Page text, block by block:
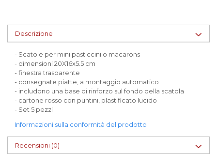
Scatole per Panettone e Rotoli
Dolci
Scatole per Uova e Figure di
Cioccolato
Scatole Personalizzate
Scatole Senza Finestra per Mini
Pasticcini
Supporti per Pasticcini
Vassoi in Cartone
Vassoi per Pasticcini e Torte
Descrizione
- Scatole per mini pasticcini o macarons
- dimensioni 20X16x5.5 cm
- finestra trasparente
- consegnate piatte, a montaggio automatico
- includono una base di rinforzo sul fondo della scatola
- cartone rosso con puntini, plastificato lucido
- Set 5 pezzi
Informazioni sulla conformità del prodotto
Recensioni (0)